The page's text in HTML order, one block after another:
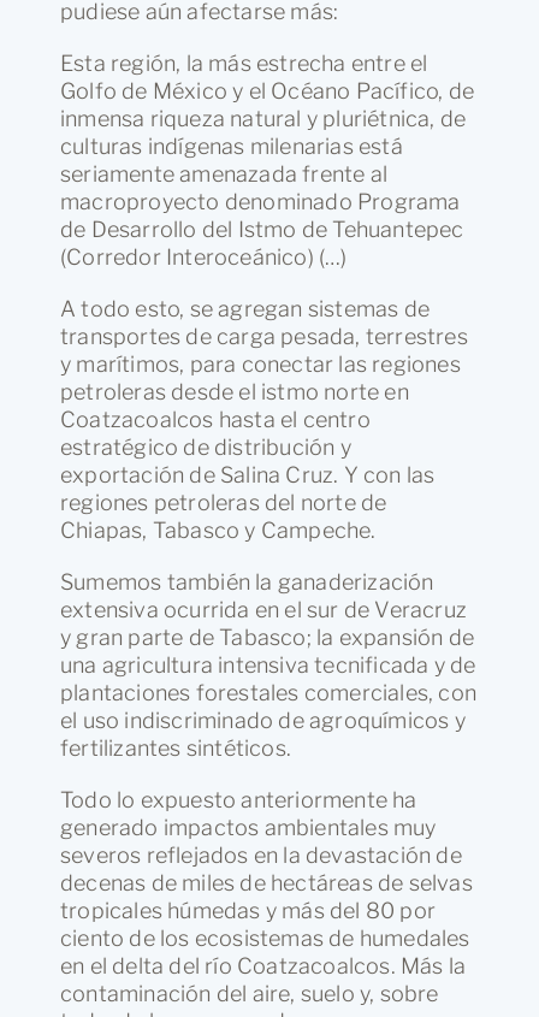
pudiese aún afectarse más:
Esta región, la más estrecha entre el
Golfo de México y el Océano Pacífico, de
inmensa riqueza natural y pluriétnica, de
culturas indígenas milenarias está
seriamente amenazada frente al
macroproyecto denominado Programa
de Desarrollo del Istmo de Tehuantepec
(Corredor Interoceánico) (…)
A todo esto, se agregan sistemas de
transportes de carga pesada, terrestres
y marítimos, para conectar las regiones
petroleras desde el istmo norte en
Coatzacoalcos hasta el centro
estratégico de distribución y
exportación de Salina Cruz. Y con las
regiones petroleras del norte de
Chiapas, Tabasco y Campeche.
Sumemos también la ganaderización
extensiva ocurrida en el sur de Veracruz
y gran parte de Tabasco; la expansión de
una agricultura intensiva tecnificada y de
plantaciones forestales comerciales, con
el uso indiscriminado de agroquímicos y
fertilizantes sintéticos.
Todo lo expuesto anteriormente ha
generado impactos ambientales muy
severos reflejados en la devastación de
decenas de miles de hectáreas de selvas
tropicales húmedas y más del 80 por
ciento de los ecosistemas de humedales
en el delta del río Coatzacoalcos. Más la
contaminación del aire, suelo y, sobre